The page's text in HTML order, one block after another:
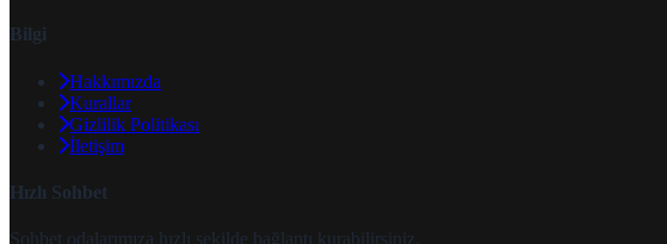
Bilgi
Hakkımızda
Kurallar
Gizlilik Politikası
İletişim
Hızlı Sohbet
Sohbet odalarımıza hızlı şekilde bağlantı kurabilirsiniz.